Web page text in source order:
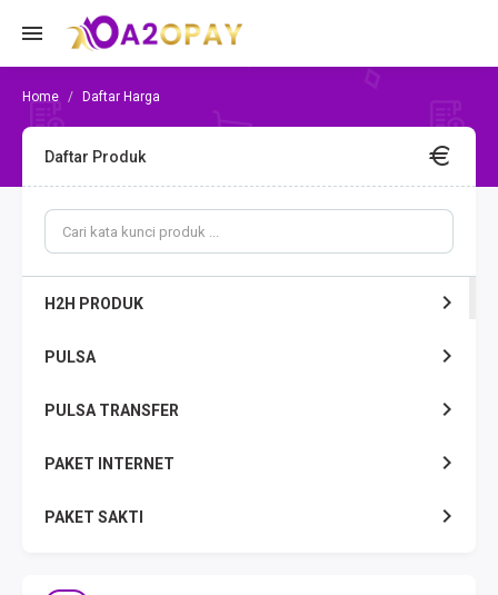
Daftar Harga
Daftar Produk
H2H PRODUK
PULSA
PULSA TRANSFER
PAKET INTERNET
PAKET SAKTI